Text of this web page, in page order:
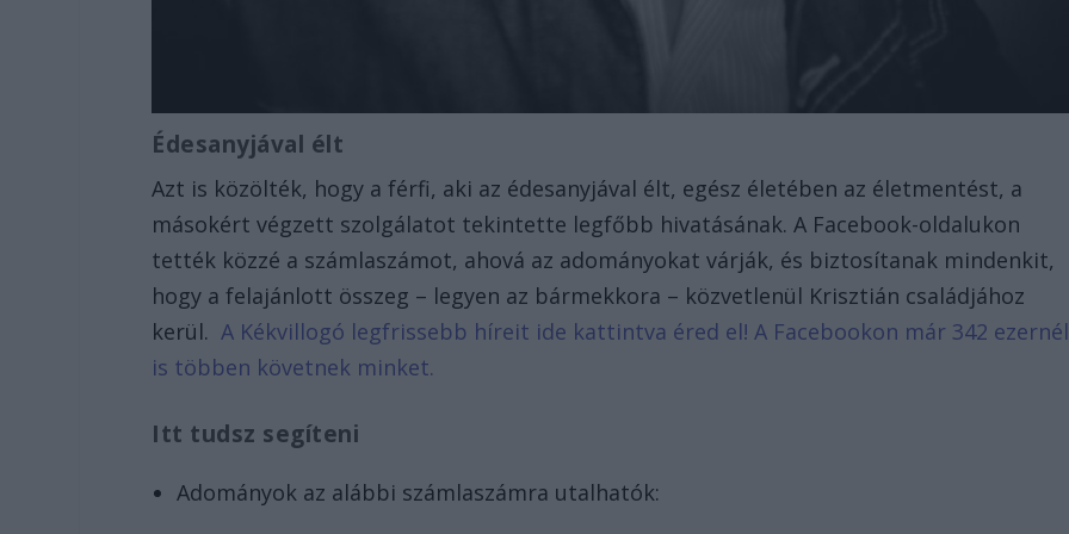
Édesanyjával élt
Azt is közölték, hogy a férfi, aki az édesanyjával élt, egész életében az életmentést, a
másokért végzett szolgálatot tekintette legfőbb hivatásának. A Facebook-oldalukon
tették közzé a számlaszámot, ahová az adományokat várják, és biztosítanak mindenkit,
hogy a felajánlott összeg – legyen az bármekkora – közvetlenül Krisztián családjához
kerül. A Kékvillogó legfrissebb híreit ide kattintva éred el! A Facebookon már 342 ezernél
is többen követnek minket.
Itt tudsz segíteni
Adományok az alábbi számlaszámra utalhatók: